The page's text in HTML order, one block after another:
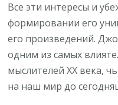
Все эти интересы и
формировании его
его произведений.
одним из самых
мыслителей XX века,
на наш мир до